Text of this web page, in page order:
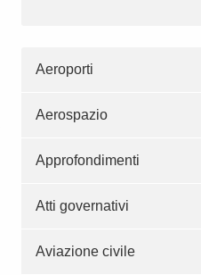
Aeroporti
Aerospazio
Approfondimenti
Atti governativi
Aviazione civile